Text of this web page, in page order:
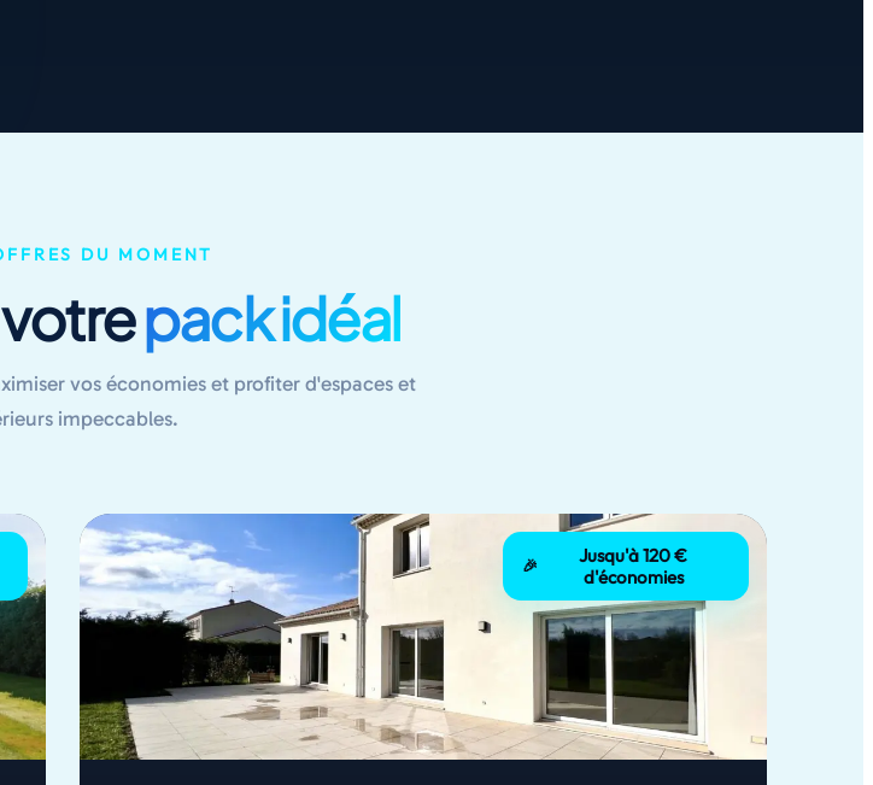
DU MOMENT
pack idéal
vos économies et profiter d'espaces et
impeccables.
🎉
Jusqu'à 120 €
d'économies